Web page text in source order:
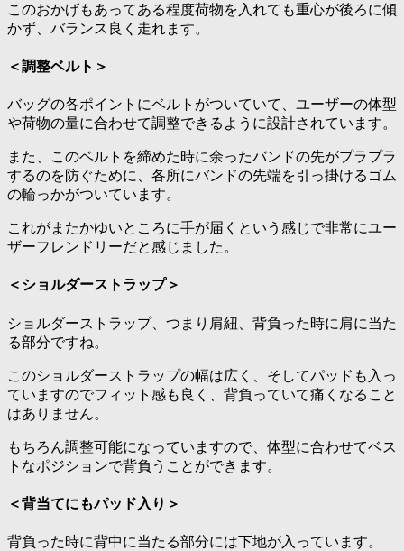
このおかげもあってある程度荷物を入れても重心が後ろに傾
かず、バランス良く走れます。
＜調整ベルト＞
バッグの各ポイントにベルトがついていて、ユーザーの体型
や荷物の量に合わせて調整できるように設計されています。
また、このベルトを締めた時に余ったバンドの先がプラプラ
するのを防ぐために、各所にバンドの先端を引っ掛けるゴム
の輪っかがついています。
これがまたかゆいところに手が届くという感じで非常にユー
ザーフレンドリーだと感じました。
＜ショルダーストラップ＞
ショルダーストラップ、つまり肩紐、背負った時に肩に当た
る部分ですね。
このショルダーストラップの幅は広く、そしてパッドも入っ
ていますのでフィット感も良く、背負っていて痛くなること
はありません。
もちろん調整可能になっていますので、体型に合わせてベス
トなポジションで背負うことができます。
＜背当てにもパッド入り＞
背負った時に背中に当たる部分には下地が入っています。